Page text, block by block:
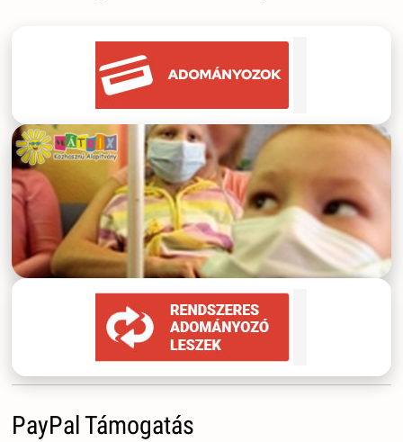
PayPal Támogatás